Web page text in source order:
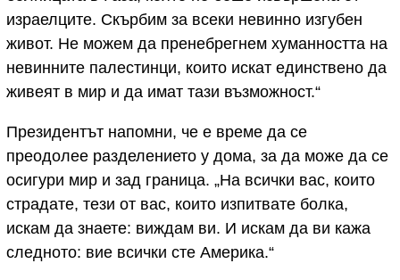
израелците. Скърбим за всеки невинно изгубен
живот. Не можем да пренебрегнем хуманността на
невинните палестинци, които искат единствено да
живеят в мир и да имат тази възможност.“
Президентът напомни, че е време да се
преодолее разделението у дома, за да може да се
осигури мир и зад граница. „На всички вас, които
страдате, тези от вас, които изпитвате болка,
искам да знаете: виждам ви. И искам да ви кажа
следното: вие всички сте Америка.“